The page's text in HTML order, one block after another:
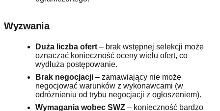
Wyzwania
Duża liczba ofert – brak wstępnej selekcji może
oznaczać konieczność oceny wielu ofert, co
wydłuża postępowanie.
Brak negocjacji – zamawiający nie może
negocjować warunków z wykonawcami (w
odróżnieniu od trybu negocjacji z ogłoszeniem).
Wymagania wobec SWZ – konieczność bardzo